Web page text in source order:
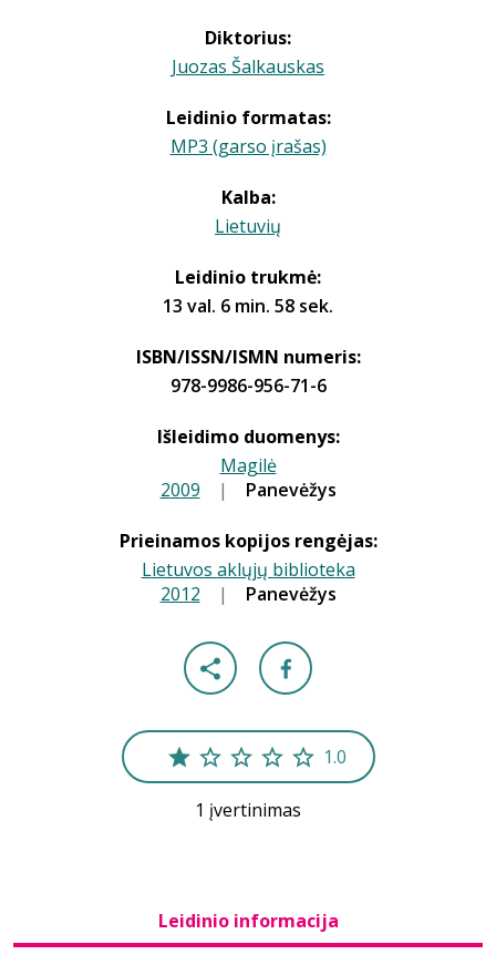
Diktorius:
Juozas Šalkauskas
Leidinio formatas:
MP3 (garso įrašas)
Kalba:
Lietuvių
Leidinio trukmė:
13 val. 6 min. 58 sek.
ISBN/ISSN/ISMN numeris:
978-9986-956-71-6
Išleidimo duomenys:
Magilė
|
2009 | Panevėžys
Prieinamos kopijos rengėjas:
Lietuvos aklųjų biblioteka
|
2012 | Panevėžys
1.0
1 įvertinimas
Leidinio informacija